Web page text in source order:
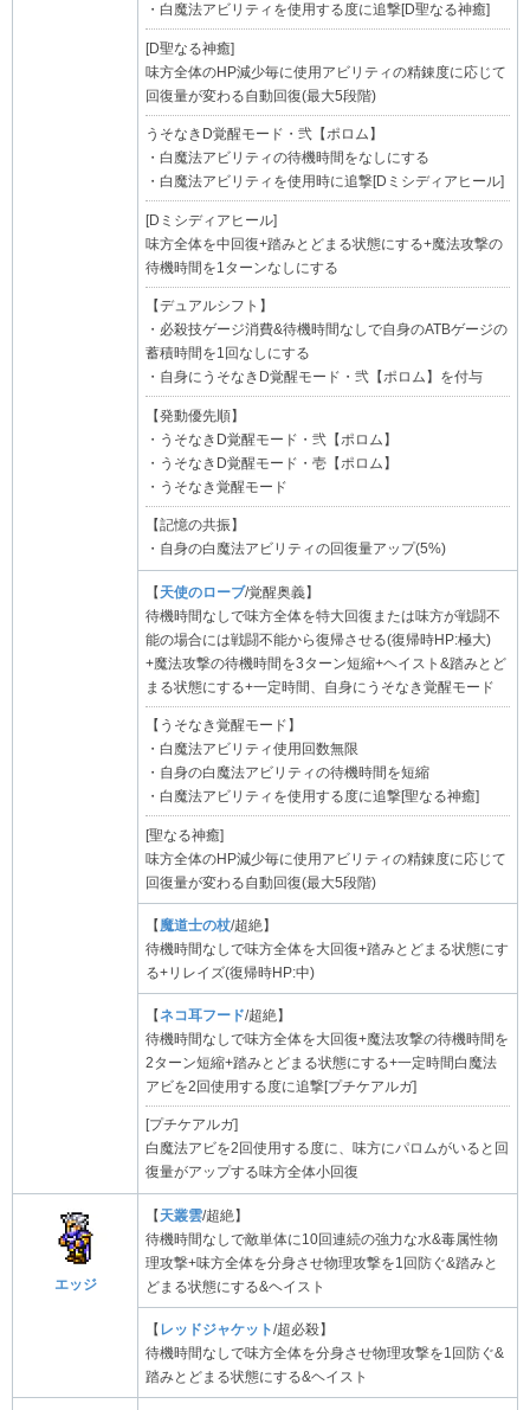
・白魔法アビリティを使用する度に追撃[D聖なる神癒]
[D聖なる神癒]
味方全体のHP減少毎に使用アビリティの精錬度に応じて
回復量が変わる自動回復(最大5段階)
うそなきD覚醒モード・弐【ポロム】
・白魔法アビリティの待機時間をなしにする
・白魔法アビリティを使用時に追撃[Dミシディアヒール]
[Dミシディアヒール]
味方全体を中回復+踏みとどまる状態にする+魔法攻撃の
待機時間を1ターンなしにする
【デュアルシフト】
・必殺技ゲージ消費&待機時間なしで自身のATBゲージの
蓄積時間を1回なしにする
・自身にうそなきD覚醒モード・弐【ポロム】を付与
【発動優先順】
・うそなきD覚醒モード・弐【ポロム】
・うそなきD覚醒モード・壱【ポロム】
・うそなき覚醒モード
【記憶の共振】
・自身の白魔法アビリティの回復量アップ(5%)
【 天使のローブ/覚醒奥義】
待機時間なしで味方全体を特大回復または味方が戦闘不
能の場合には戦闘不能から復帰させる(復帰時HP:極大)
+魔法攻撃の待機時間を3ターン短縮+ヘイスト&踏みとど
まる状態にする+一定時間、自身にうそなき覚醒モード
【うそなき覚醒モード】
・白魔法アビリティ使用回数無限
・自身の白魔法アビリティの待機時間を短縮
・白魔法アビリティを使用する度に追撃[聖なる神癒]
[聖なる神癒]
味方全体のHP減少毎に使用アビリティの精錬度に応じて
回復量が変わる自動回復(最大5段階)
【 魔道士の杖/超絶】
待機時間なしで味方全体を大回復+踏みとどまる状態にす
る+リレイズ(復帰時HP:中)
【ネコ耳フード/超絶】
待機時間なしで味方全体を大回復+魔法攻撃の待機時間を
2ターン短縮+踏みとどまる状態にする+一定時間白魔法
アビを2回使用する度に追撃[プチケアルガ]
[プチケアルガ]
白魔法アビを2回使用する度に、味方にパロムがいると回
復量がアップする味方全体小回復
エッジ
【 天叢雲/超絶】
待機時間なしで敵単体に10回連続の強力な水&毒属性物
理攻撃+味方全体を分身させ物理攻撃を1回防ぐ&踏みと
どまる状態にする&ヘイスト
【 レッドジャケット/超必殺】
待機時間なしで味方全体を分身させ物理攻撃を1回防ぐ&
踏みとどまる状態にする&ヘイスト